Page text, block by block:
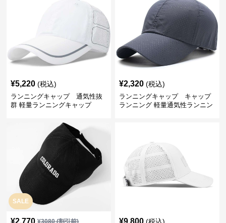
¥5,220 (税込)
ランニングキャップ 通気性抜
群 軽量ランニングキャップ
¥2,320 (税込)
ランニングキャップ キャップ
ランニング 軽量通気性ランニン
SALE
¥2,770 ¥3080(割引前) ¥9,800